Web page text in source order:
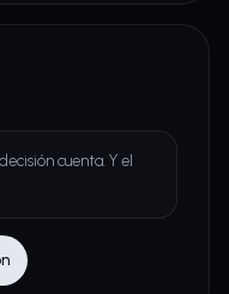
cuenta. Y el